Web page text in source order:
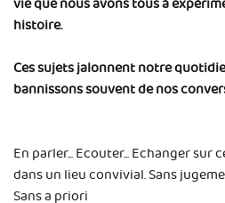
vie que nous avons tous à
histoire.
Ces sujets jalonnent notre
bannissons souvent de nos
En parler... Ecouter... Echanger sur
dans un lieu convivial. Sans